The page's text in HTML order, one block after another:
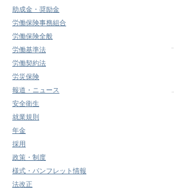
助成金・奨励金
労働保険事務組合
労働保険全般
労働基準法
労働契約法
労災保険
報道・ニュース
安全衛生
就業規則
年金
採用
政策・制度
様式・パンフレット情報
法改正